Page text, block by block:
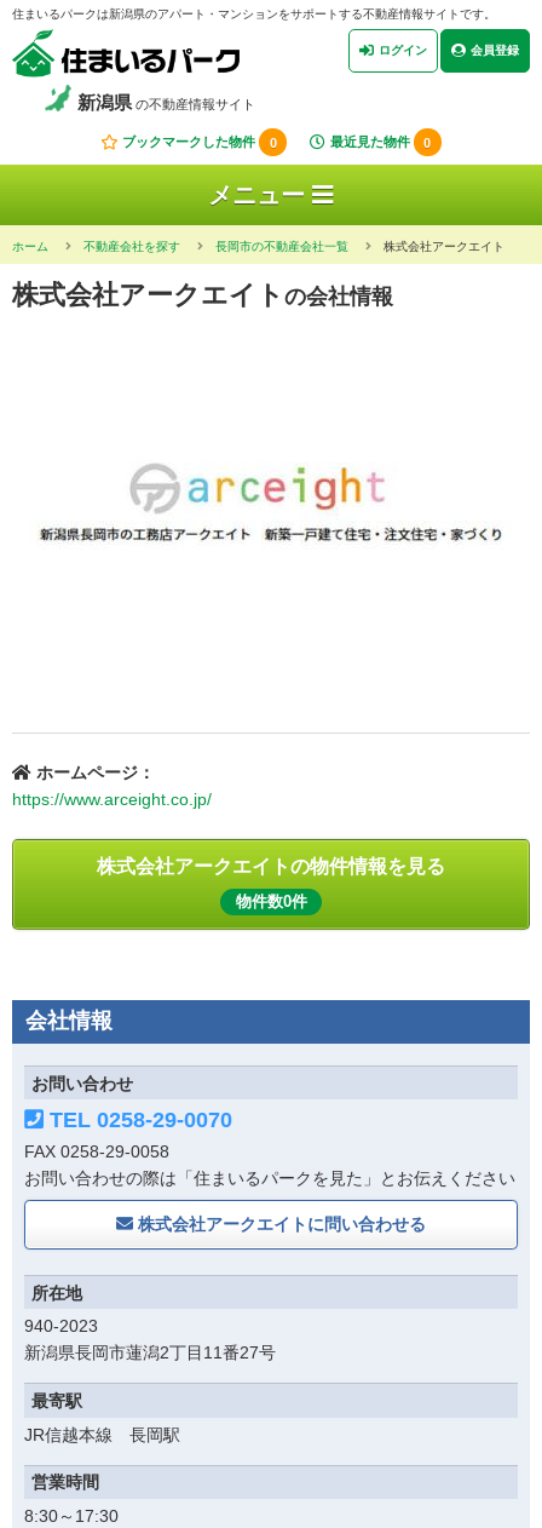
住まいるパークは新潟県のアパート・マンションをサポートする不動産情報サイトです。
新潟県の不動産情報サイト
ログイン 会員登録
ブックマークした物件 0 最近見た物件 0
メニュー
ホーム 不動産会社を探す 長岡市の不動産会社一覧 株式会社アークエイト
株式会社アークエイト の会社情報
ホームページ：
https://www.arceight.co.jp/
株式会社アークエイトの物件情報を見る
物件数0件
会社情報
お問い合わせ
TEL 0258-29-0070
FAX 0258-29-0058
お問い合わせの際は「住まいるパークを見た」とお伝えください
株式会社アークエイトに問い合わせる
所在地
940-2023
新潟県長岡市蓮潟2丁目11番27号
最寄駅
JR信越本線 長岡駅
営業時間
8:30～17:30